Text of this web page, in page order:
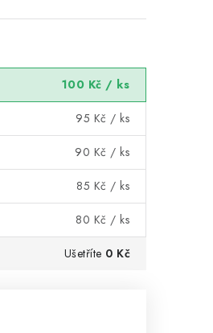
100 Kč / ks
95 Kč / ks
90 Kč / ks
85 Kč / ks
80 Kč / ks
Ušetříte 0 Kč